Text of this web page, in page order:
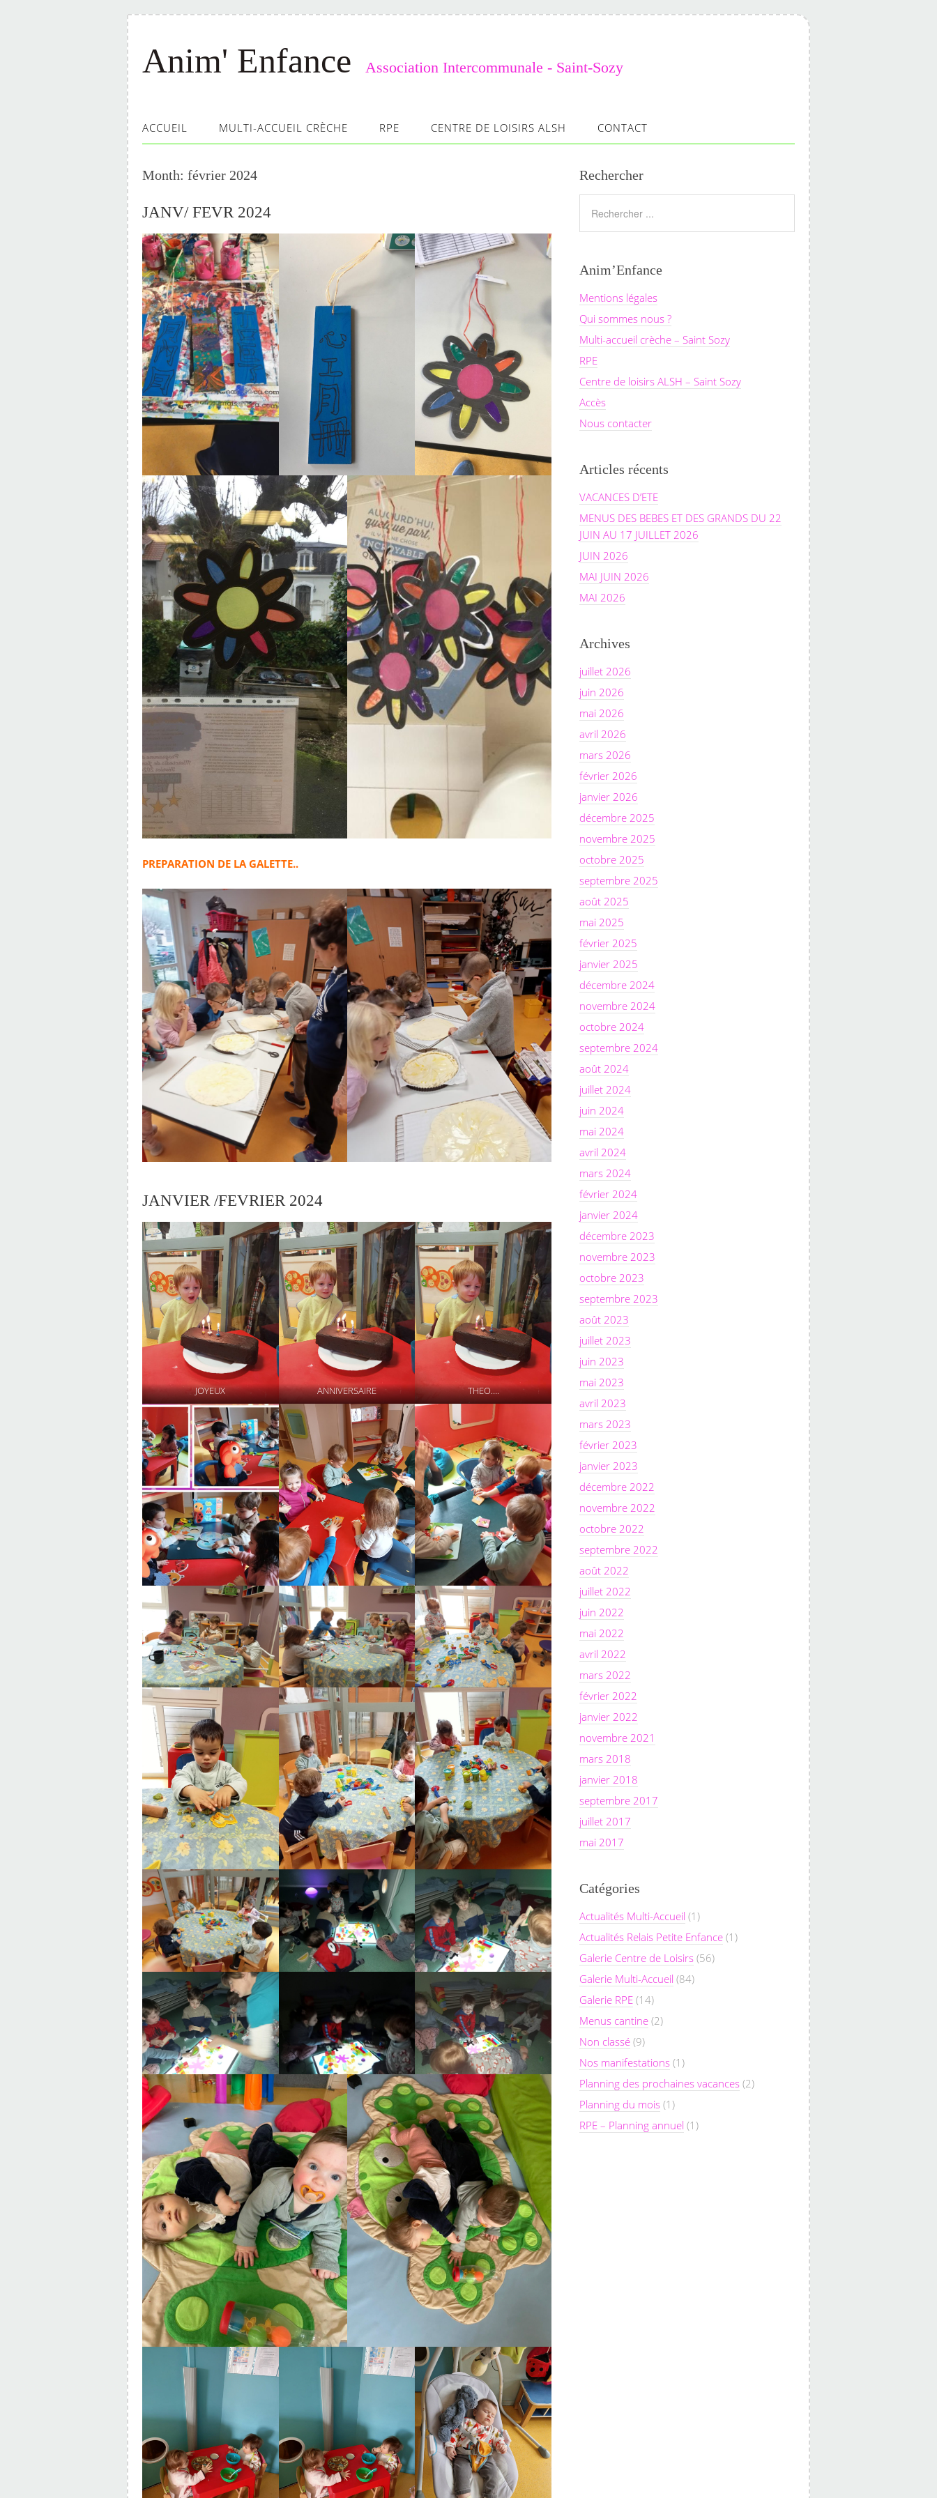
Anim' Enfance Association Intercommunale - Saint-Sozy
ACCUEIL MULTI-ACCUEIL CRÈCHE RPE CENTRE DE LOISIRS ALSH CONTACT
Month: février 2024
JANV/ FEVR 2024
PREPARATION DE LA GALETTE..
JANVIER /FEVRIER 2024
JOYEUX ANNIVERSAIRE THEO….
Rechercher
Anim’Enfance
Mentions légales
Qui sommes nous ?
Multi-accueil crèche – Saint Sozy
RPE
Centre de loisirs ALSH – Saint Sozy
Accès
Nous contacter
Articles récents
VACANCES D’ETE
MENUS DES BEBES ET DES GRANDS DU 22
JUIN AU 17 JUILLET 2026
JUIN 2026
MAI JUIN 2026
MAI 2026
Archives
juillet 2026
juin 2026
mai 2026
avril 2026
mars 2026
février 2026
janvier 2026
décembre 2025
novembre 2025
octobre 2025
septembre 2025
août 2025
mai 2025
février 2025
janvier 2025
décembre 2024
novembre 2024
octobre 2024
septembre 2024
août 2024
juillet 2024
juin 2024
mai 2024
avril 2024
mars 2024
février 2024
janvier 2024
décembre 2023
novembre 2023
octobre 2023
septembre 2023
août 2023
juillet 2023
juin 2023
mai 2023
avril 2023
mars 2023
février 2023
janvier 2023
décembre 2022
novembre 2022
octobre 2022
septembre 2022
août 2022
juillet 2022
juin 2022
mai 2022
avril 2022
mars 2022
février 2022
janvier 2022
novembre 2021
mars 2018
janvier 2018
septembre 2017
juillet 2017
mai 2017
Catégories
Actualités Multi-Accueil (1)
Actualités Relais Petite Enfance (1)
Galerie Centre de Loisirs (56)
Galerie Multi-Accueil (84)
Galerie RPE (14)
Menus cantine (2)
Non classé (9)
Nos manifestations (1)
Planning des prochaines vacances (2)
Planning du mois (1)
RPE – Planning annuel (1)